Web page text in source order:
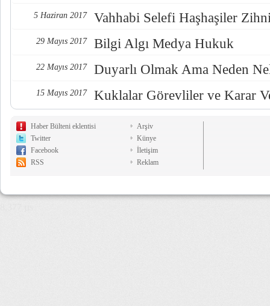
5 Haziran 2017 Vahhabi Selefi Haşhaşiler
29 Mayıs 2017 Bilgi Algı Medya Hukuk
22 Mayıs 2017 Duyarlı Olmak Ama Neden
15 Mayıs 2017 Kuklalar Görevliler ve Karar
Haber Bülteni eklentisi
Twitter
Facebook
RSS
Arşiv
Künye
İletişim
Reklam